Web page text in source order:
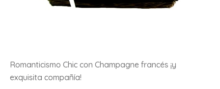
Romanticismo Chic con Champagne francés ¡y
exquisita compañía!